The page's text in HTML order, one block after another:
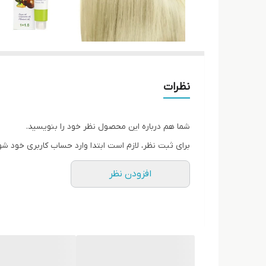
نظرات
شما هم درباره این محصول نظر خود را بنویسید.
برای ثبت نظر، لازم است ابتدا وارد حساب کاربری خود
افزودن نظر